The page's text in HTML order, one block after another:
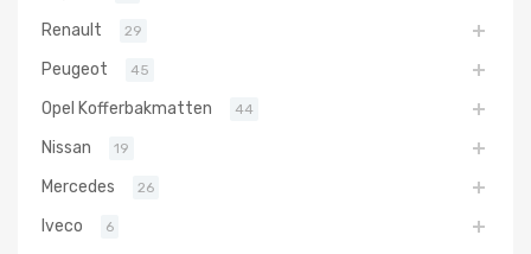
Renault 29
Peugeot 45
Opel Kofferbakmatten 44
Nissan 19
Mercedes 26
Iveco 6